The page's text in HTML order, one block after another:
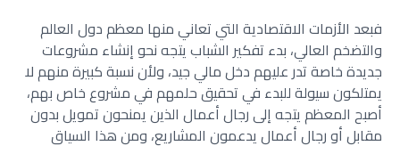
فبعد الأزمات الاقتصادية التي تعاني منها معظم دول العالم
والتضخم العالي، بدء تفكير الشباب يتجه نحو إنشاء مشروعات
جديدة خاصة تدر عليهم دخل مالي جيد، ولأن نسبة كبيرة منهم لا
يمتلكون سيولة للبدء في تحقيق حلمهم في مشروع خاص بهم،
أصبح المعظم يتجه إلى رجال أعمال الذين يمنحون تمويل بدون
مقابل أو رجال أعمال يدعمون المشاريع، ومن هذا السياق